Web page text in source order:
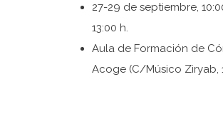
27-29 de septiembre,
13:00 h.
Aula de Formación de
Acoge (C/Músico Ziryab,